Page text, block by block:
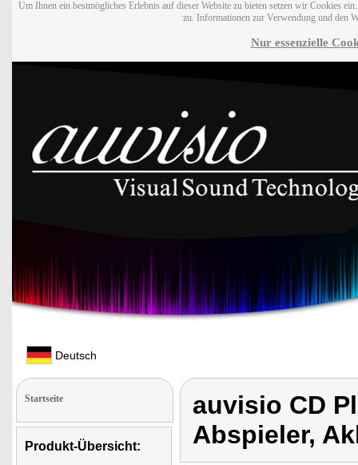
Um Ihnen ein bestmögliches Erlebnis auf dieser Website zu bieten setzen wir Cookies
zu. Informationen zur Verwendung und den
Nur essenzielle
Deutsch
Startseite
Produkt-Übersicht:
auvisio CD
Abspieler,